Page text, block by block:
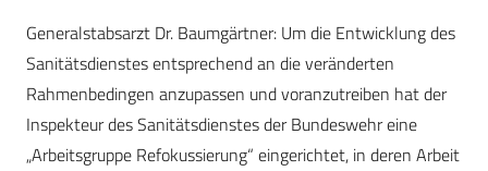
Generalstabsarzt Dr. Baumgärtner: Um die Entwicklung des
Sanitätsdienstes entsprechend an die veränderten
Rahmenbedingen anzupassen und voranzutreiben hat der
Inspekteur des Sanitätsdienstes der Bundeswehr eine
„Arbeitsgruppe Refokussierung“ eingerichtet, in deren Arbeit